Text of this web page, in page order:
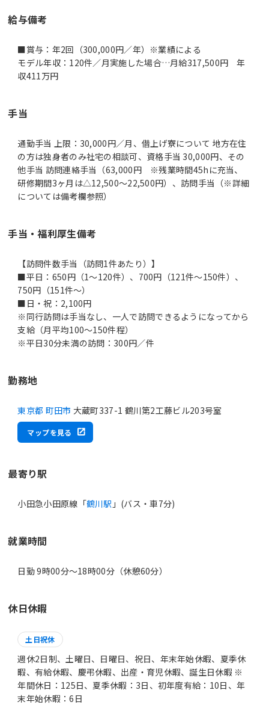
給与備考
■賞与：年2回（300,000円／年）※業績による
モデル年収：120件／月実施した場合…月給317,500円 年
収411万円
手当
通勤手当 上限：30,000円／月、借上げ寮について 地方在住
の方は独身者のみ社宅の相談可、資格手当 30,000円、その
他手当 訪問連絡手当（63,000円 ※残業時間45hに充当、
研修期間3ヶ月は△12,500～22,500円）、訪問手当（※詳細
については備考欄参照）
手当・福利厚生備考
【訪問件数手当（訪問1件あたり）】
■平日：650円（1～120件）、700円（121件～150件）、
750円（151件～）
■日・祝：2,100円
※同行訪問は手当なし、一人で訪問できるようになってから
支給（月平均100～150件程）
※平日30分未満の訪問：300円／件
勤務地
東京都 町田市 大蔵町337-1 鶴川第2工藤ビル203号室
マップを見る
最寄り駅
小田急小田原線「鶴川駅 」(バス・車7分)
就業時間
日勤 9時00分〜18時00分（休憩60分）
休日休暇
土日祝休
週休2日制、土曜日、日曜日、祝日、年末年始休暇、夏季休
暇、有給休暇、慶弔休暇、出産・育児休暇、誕生日休暇 ※
年間休日：125日、夏季休暇：3日、初年度有給：10日、年
末年始休暇：6日